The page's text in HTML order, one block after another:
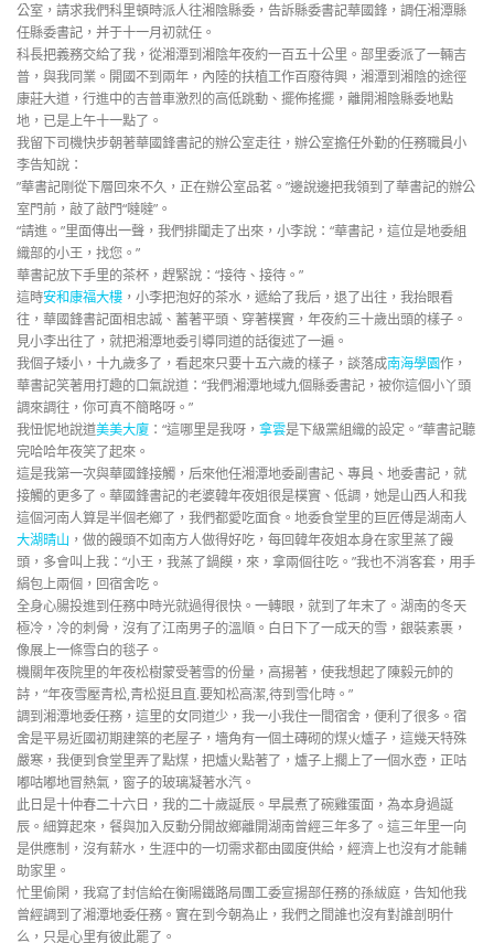
公室，請求我們科里頓時派人往湘陰縣委，告訴縣委書記華國鋒，調任湘潭縣
任縣委書記，并于十一月初就任。
科長把義務交給了我，從湘潭到湘陰年夜約一百五十公里。部里委派了一輛吉
普，與我同業。開國不到兩年，內陸的扶植工作百廢待興，湘潭到湘陰的途徑
康莊大道，行進中的吉普車激烈的高低跳動、擺佈搖擺，離開湘陰縣委地點
地，已是上午十一點了。
我留下司機快步朝著華國鋒書記的辦公室走往，辦公室擔任外勤的任務職員小
李告知說：
”華書記剛從下層回來不久，正在辦公室品茗。”邊說邊把我領到了華書記的辦公
室門前，敲了敲門“噠噠”。
“請進。”里面傳出一聲，我們排闥走了出來，小李說：“華書記，這位是地委組
織部的小王，找您。”
華書記放下手里的茶杯，趕緊說：“接待、接待。”
這時安和康福大樓 ，小李把泡好的茶水，遞給了我后，退了出往，我抬眼看
往，華國鋒書記面相忠誠、蓄著平頭、穿著樸實，年夜約三十歲出頭的樣子。
見小李出往了，就把湘潭地委引導同道的話復述了一遍。
我個子矮小，十九歲多了，看起來只要十五六歲的樣子，談落成南海學園作，
華書記笑著用打趣的口氣說道：“我們湘潭地域九個縣委書記，被你這個小丫頭
調來調往，你可真不簡略呀。”
我忸怩地說道美美大廈 ：“這哪里是我呀， 拿雲是下級黨組織的設定。”華書記聽
完哈哈年夜笑了起來。
這是我第一次與華國鋒接觸，后來他任湘潭地委副書記、專員、地委書記，就
接觸的更多了。華國鋒書記的老婆韓年夜姐很是樸實、低調，她是山西人和我
這個河南人算是半個老鄉了，我們都愛吃面食。地委食堂里的巨匠傅是湖南人
大湖晴山 ，做的饅頭不如南方人做得好吃，每回韓年夜姐本身在家里蒸了饅
頭，多會叫上我：“小王，我蒸了鍋饃，來，拿兩個往吃。”我也不消客套，用手
絹包上兩個，回宿舍吃。
全身心腸投進到任務中時光就過得很快。一轉眼，就到了年末了。湖南的冬天
極冷，冷的刺骨，沒有了江南男子的溫順。白日下了一成天的雪，銀裝素裹，
像展上一條雪白的毯子。
機關年夜院里的年夜松樹蒙受著雪的份量，高揚著，使我想起了陳毅元帥的
詩，“年夜雪壓青松,青松挺且直.要知松高潔,待到雪化時。”
調到湘潭地委任務，這里的女同道少，我一小我住一間宿舍，便利了很多。宿
舍是平易近國初期建築的老屋子，墻角有一個土磚砌的煤火爐子，這幾天特殊
嚴寒，我便到食堂里弄了點煤，把爐火點著了，爐子上擱上了一個水壺，正咕
嘟咕嘟地冒熱氣，窗子的玻璃凝著水汽。
此日是十仲春二十六日，我的二十歲誕辰。早晨煮了碗雞蛋面，為本身過誕
辰。細算起來，餐與加入反動分開故鄉離開湖南曾經三年多了。這三年里一向
是供應制，沒有薪水，生涯中的一切需求都由國度供給，經濟上也沒有才能輔
助家里。
忙里偷閑，我寫了封信給在衡陽鐵路局團工委宣揚部任務的孫紱庭，告知他我
曾經調到了湘潭地委任務。實在到今朝為止，我們之間誰也沒有對誰剖明什
么，只是心里有彼此罷了。